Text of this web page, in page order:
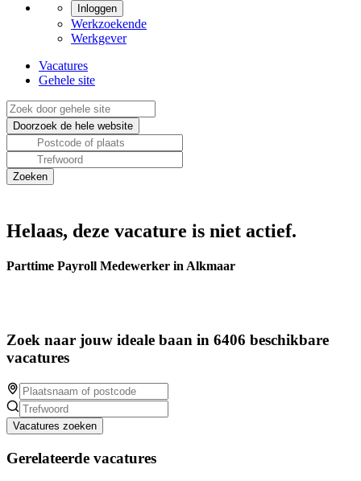
Inloggen
Werkzoekende
Werkgever
Vacatures
Gehele site
Helaas, deze vacature is niet actief.
Parttime Payroll Medewerker in Alkmaar
Zoek naar jouw ideale baan in 6406 beschikbare
vacatures
Vacatures zoeken
Gerelateerde vacatures